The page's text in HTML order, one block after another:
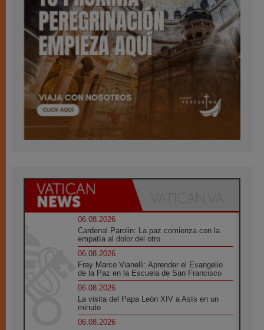
06.08.2026
Cardenal Parolin: La paz comienza con la
empatía al dolor del otro
06.08.2026
Fray Marco Vianelli: Aprender el Evangelio
de la Paz en la Escuela de San Francisco
06.08.2026
La visita del Papa León XIV a Asís en un
minuto
06.08.2026